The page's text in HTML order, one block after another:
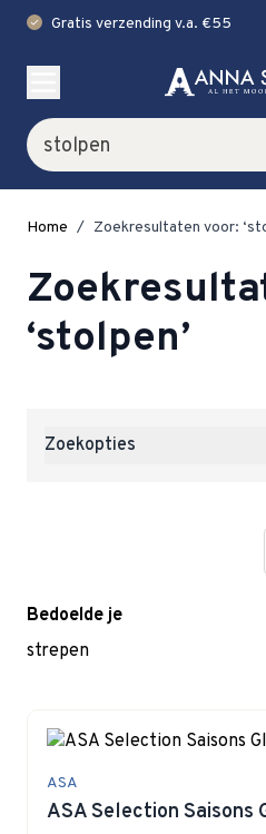
check Gratis verzending v.a. €55
Zoek
Home / Zoekresultaten voor:
‘stolpen’
Bedoelde je
strepen
ASA
ASA Selection Saisons
Zoekopties